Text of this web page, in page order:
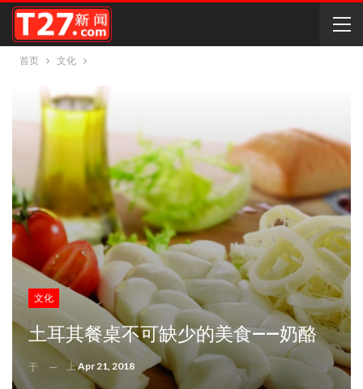
首页 文化
文化
土耳其餐桌不可缺少的美食——奶酪
于 上Apr 21, 2018